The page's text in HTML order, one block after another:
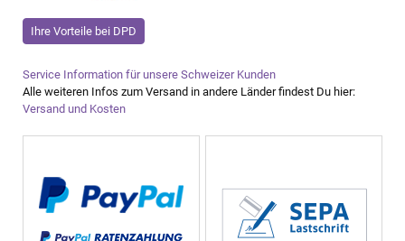
Ihre Vorteile bei DPD
Service Information für unsere Schweizer Kunden
Alle weiteren Infos zum Versand in andere Länder findest Du hier:
Versand und Kosten